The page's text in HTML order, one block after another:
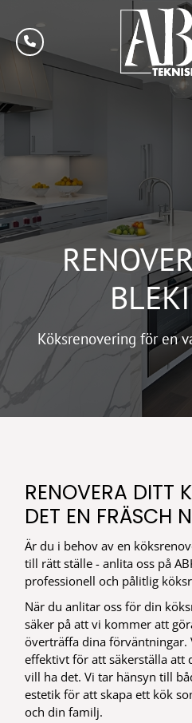
Köksrenovering för en
RENOVERA DITT
DET EN FRÄSCH
Är du i behov av en
till rätt ställe - anlita oss på
professionell och pålitlig
När du anlitar oss för din
säker på att vi kommer att
överträffa dina förväntningar.
effektivt för att säkerställa att
vill ha det. Vi tar hänsyn till
estetik för att skapa ett kök
och din familj.